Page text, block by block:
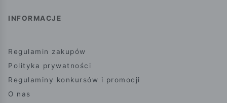
INFORMACJE
Regulamin zakupów
Polityka prywatności
Regulaminy konkursów i promocji
O nas